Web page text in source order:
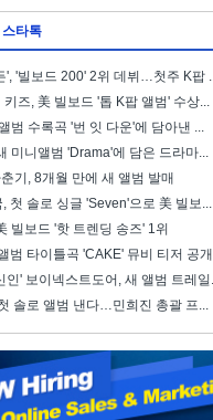
타톡
', '빌보드 200' 2위 데뷔…첫주 K팝
키즈, 美 빌보드 '톱 K팝 앨범' 수상...
범 수록곡 '번 잇 다운'에 담아낸 ...
미니앨범 'Drama'에 담은 드라마...
기, 8개월 만에 새 앨범 발매
, 첫 솔로 싱글 'Seven'으로 美 빌보...
빌보드 '핫 트렌딩 송즈' 1위
범 타이틀곡 'CAKE' 뮤비 티저 공
인' 보이넥스트도어, 새 앨범 트레일
솔로 앨범 낸다…민희진 총괄 프...